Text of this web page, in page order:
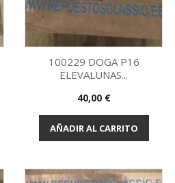
Vista rápida
100229 DOGA P16
ELEVALUNAS...
Precio
40,00 €
AÑADIR AL CARRITO